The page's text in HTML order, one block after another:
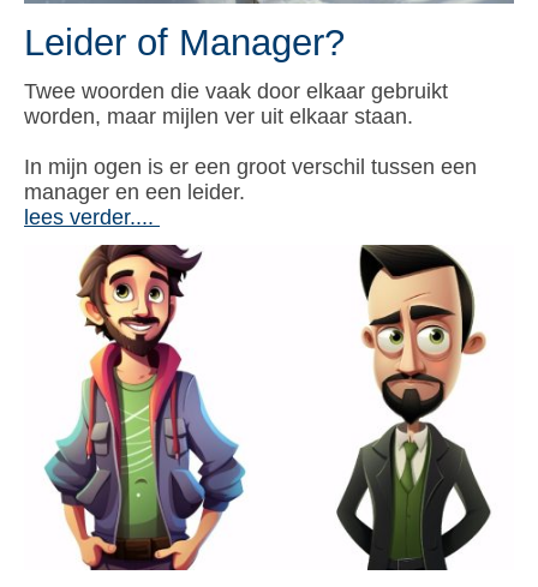
Leider of Manager?
Twee woorden die vaak door elkaar gebruikt
worden, maar mijlen ver uit elkaar staan.
In mijn ogen is er een groot verschil tussen een
manager en een leider.
lees verder....